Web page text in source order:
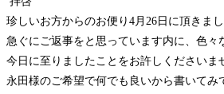
珍しいお方からのお便り4月26日に頂きまし
急ぐにご返事をと思っています内に、色々
今日に至りましたことをお許しくださいま
永田様のご希望で何でも良いから書いてみ